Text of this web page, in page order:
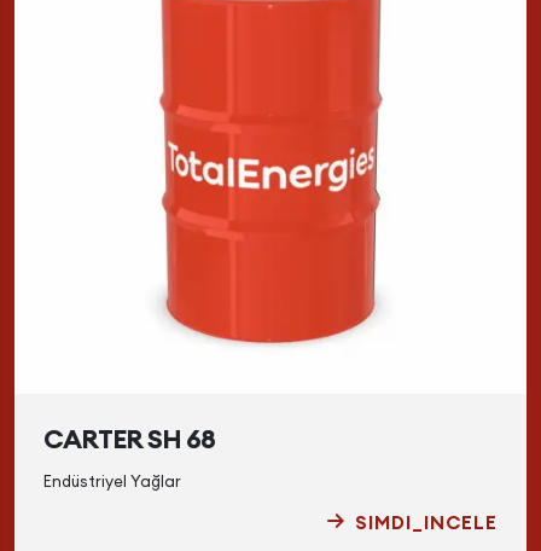
CARTER SH 68
Endüstriyel Yağlar
SIMDI_INCELE